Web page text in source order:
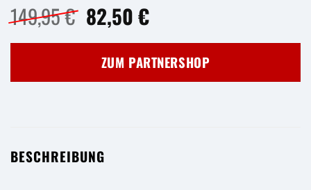
149,95€ Ursprünglicher
Preis
war:
149,95 €
82,50€Aktueller
ist:
82,50 €.
ZUM PARTNERSHOP
BESCHREIBUNG